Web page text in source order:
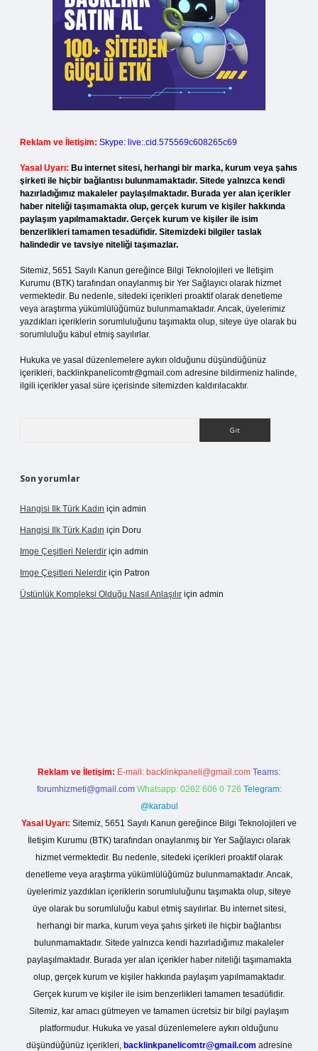
Reklam ve İletişim: Skype: live:.cid.575569c608265c69
Yasal Uyarı: Bu internet sitesi, herhangi bir marka, kurum veya şahıs
şirketi ile hiçbir bağlantısı bulunmamaktadır. Sitede yalnızca kendi
hazırladığımız makaleler paylaşılmaktadır. Burada yer alan içerikler
haber niteliği taşımamakta olup, gerçek kurum ve kişiler hakkında
paylaşım yapılmamaktadır. Gerçek kurum ve kişiler ile isim
benzerlikleri tamamen tesadüfidir. Sitemizdeki bilgiler taslak
halindedir ve tavsiye niteliği taşımazlar.
Sitemiz, 5651 Sayılı Kanun gereğince Bilgi Teknolojileri ve İletişim
Kurumu (BTK) tarafından onaylanmış bir Yer Sağlayıcı olarak hizmet
vermektedir. Bu nedenle, sitedeki içerikleri proaktif olarak denetleme
veya araştırma yükümlülüğümüz bulunmamaktadır. Ancak, üyelerimiz
yazdıkları içeriklerin sorumluluğunu taşımakta olup, siteye üye olarak bu
sorumluluğu kabul etmiş sayılırlar.
Hukuka ve yasal düzenlemelere aykırı olduğunu düşündüğünüz
içerikleri, backlinkpanelicomtr@gmail.com adresine bildirmeniz halinde,
ilgili içerikler yasal süre içerisinde sitemizden kaldırılacaktır.
Son yorumlar
Hangisi Ilk Türk Kadın için admin
Hangisi Ilk Türk Kadın için Doru
Imge Çeşitleri Nelerdir için admin
Imge Çeşitleri Nelerdir için Patron
Üstünlük Kompleksi Olduğu Nasıl Anlaşılır için admin
Reklam ve İletişim: E-mail: backlinkpaneli@gmail.com Teams:
forumhizmeti@gmail.com Whatsapp: 0262 606 0 726 Telegram:
@karabul
Yasal Uyarı: Sitemiz, 5651 Sayılı Kanun gereğince Bilgi Teknolojileri ve
İletişim Kurumu (BTK) tarafından onaylanmış bir Yer Sağlayıcı olarak
hizmet vermektedir. Bu nedenle, sitedeki içerikleri proaktif olarak
denetleme veya araştırma yükümlülüğümüz bulunmamaktadır. Ancak,
üyelerimiz yazdıkları içeriklerin sorumluluğunu taşımakta olup, siteye
üye olarak bu sorumluluğu kabul etmiş sayılırlar. Bu internet sitesi,
herhangi bir marka, kurum veya şahıs şirketi ile hiçbir bağlantısı
bulunmamaktadır. Sitede yalnızca kendi hazırladığımız makaleler
paylaşılmaktadır. Burada yer alan içerikler haber niteliği taşımamakta
olup, gerçek kurum ve kişiler hakkında paylaşım yapılmamaktadır.
Gerçek kurum ve kişiler ile isim benzerlikleri tamamen tesadüfidir.
Sitemiz, kar amacı gütmeyen ve tamamen ücretsiz bir bilgi paylaşım
platformudur. Hukuka ve yasal düzenlemelere aykırı olduğunu
düşündüğünüz içerikleri, backlinkpanelicomtr@gmail.com adresine